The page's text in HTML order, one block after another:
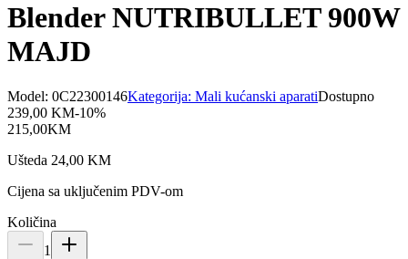
Blender NUTRIBULLET 900W
MAJD
Model: 0C22300146Kategorija: Mali kućanski aparatiDostupno
239,00 KM-10%
215,00KM
Ušteda 24,00 KM
Cijena sa uključenim PDV-om
Količina
1